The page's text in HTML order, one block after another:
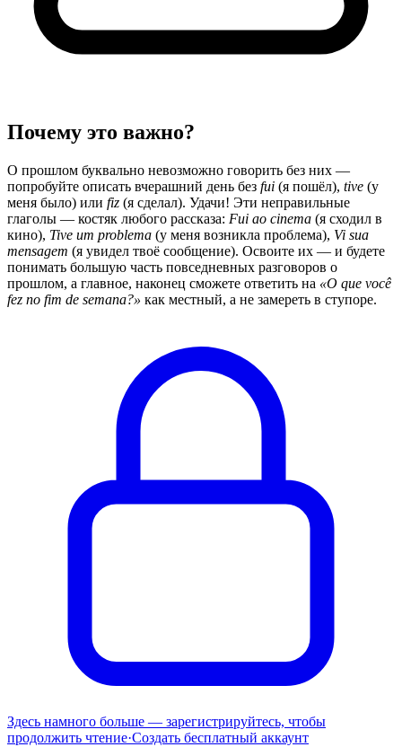
Почему это важно?
О прошлом буквально невозможно говорить без них —
попробуйте описать вчерашний день без fui (я пошёл), tive (у
меня было) или fiz (я сделал). Удачи! Эти неправильные
глаголы — костяк любого рассказа: Fui ao cinema (я сходил в
кино), Tive um problema (у меня возникла проблема), Vi sua
mensagem (я увидел твоё сообщение). Освоите их — и будете
понимать большую часть повседневных разговоров о
прошлом, а главное, наконец сможете ответить на «O que você
fez no fim de semana?» как местный, а не замереть в ступоре.
Здесь намного больше — зарегистрируйтесь, чтобы
продолжить чтение·Создать бесплатный аккаунт